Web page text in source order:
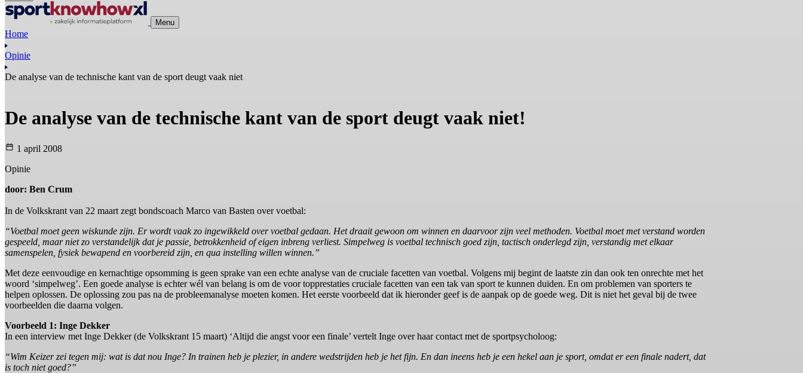
Menu
Home
Opinie
De analyse van de technische kant van de sport deugt vaak niet
De analyse van de technische kant van de sport deugt vaak niet!
1 april 2008
Opinie
door: Ben Crum
In de Volkskrant van 22 maart zegt bondscoach Marco van Basten over voetbal:
“Voetbal moet geen wiskunde zijn. Er wordt vaak zo ingewikkeld over voetbal gedaan. Het draait gewoon om winnen en daarvoor zijn veel methoden. Voetbal moet met verstand worden
gespeeld, maar niet zo verstandelijk dat je passie, betrokkenheid of eigen inbreng verliest. Simpelweg is voetbal technisch goed zijn, tactisch onderlegd zijn, verstandig met elkaar
samenspelen, fysiek bewapend en voorbereid zijn, en qua instelling willen winnen.”
Met deze eenvoudige en kernachtige opsomming is geen sprake van een echte analyse van de cruciale facetten van voetbal. Volgens mij begint de laatste zin dan ook ten onrechte met het
woord ‘simpelweg’. Een goede analyse is echter wél van belang is om de voor topprestaties cruciale facetten van een tak van sport te kunnen duiden. En om problemen van sporters te
helpen oplossen. De oplossing zou pas na de probleemanalyse moeten komen. Het eerste voorbeeld dat ik hieronder geef is de aanpak op de goede weg. Dit is niet het geval bij de twee
voorbeelden die daarna volgen.
Voorbeeld 1: Inge Dekker
In een interview met Inge Dekker (de Volkskrant 15 maart) ‘Altijd die angst voor een finale’ vertelt Inge over haar contact met de sportpsycholoog:
“Wim Keizer zei tegen mij: wat is dat nou Inge? In trainen heb je plezier, in andere wedstrijden heb je het fijn. En dan ineens heb je een hekel aan je sport, omdat er een finale nadert, dat
is toch niet goed?”